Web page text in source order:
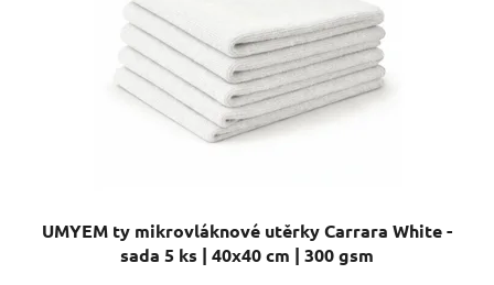
UMYEM ty mikrovláknové utěrky Carrara White -
sada 5 ks | 40x40 cm | 300 gsm